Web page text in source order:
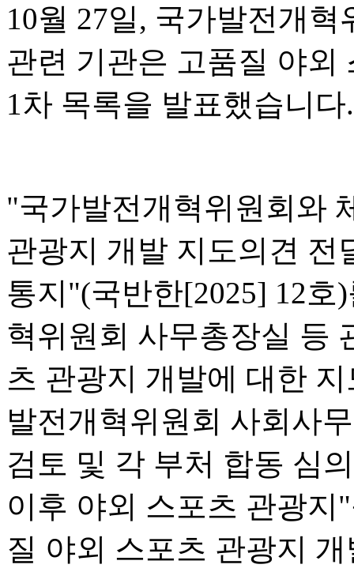
10월 27일, 국가발전개
관련 기관은 고품질 야외
1차 목록을 발표했습니다.
"국가발전개혁위원회와
관광지 개발 지도의견 전
통지"(국반한[2025] 12
혁위원회 사무총장실 등
츠 관광지 개발에 대한
발전개혁위원회 사회사
검토 및 각 부처 합동 심
이후 야외 스포츠 관광지
질 야외 스포츠 관광지